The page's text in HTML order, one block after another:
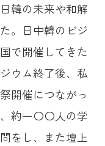
韓の未来や和解
。日中韓のビジ
で開催してきた
ウム終了後、私
開催につながっ
約一〇〇人の学
をし、また壇上